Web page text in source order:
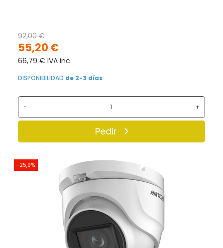
55,20 €
92,00 €
66,79 € IVA inc
DISPONIBILIDAD de 2-3 días
- +
Pedir
-25,9%